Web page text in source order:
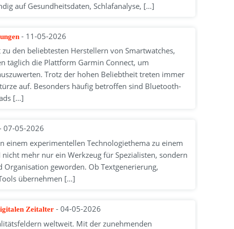
auf Gesundheitsdaten, Schlafanalyse, […]
- 11-05-2026
den beliebtesten Herstellern von Smartwatches,
täglich die Plattform Garmin Connect, um
Trotz der hohen Beliebtheit treten immer
auf. Besonders häufig betroffen sind Bluetooth-
[…]
07-05-2026
einem experimentellen Technologiethema zu einem
mehr nur ein Werkzeug für Spezialisten, sondern
geworden. Ob Textgenerierung,
übernehmen […]
Zeitalter - 04-05-2026
weltweit. Mit der zunehmenden